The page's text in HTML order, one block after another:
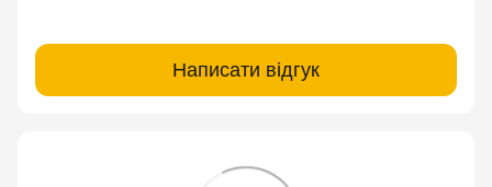
Написати відгук